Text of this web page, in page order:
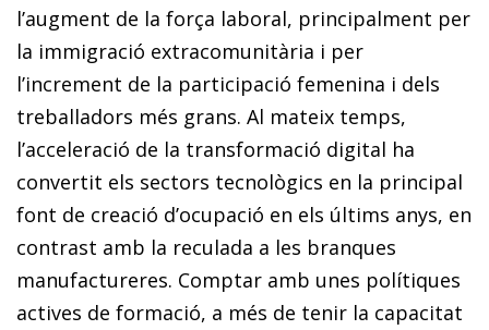
l’augment de la força laboral, principalment per
la immigració extracomunitària i per
l’increment de la participació femenina i dels
treballadors més grans. Al mateix temps,
l’acceleració de la transformació digital ha
convertit els sectors tecnològics en la principal
font de creació d’ocupació en els últims anys, en
contrast amb la reculada a les branques
manufactureres. Comptar amb unes polítiques
actives de formació, a més de tenir la capacitat